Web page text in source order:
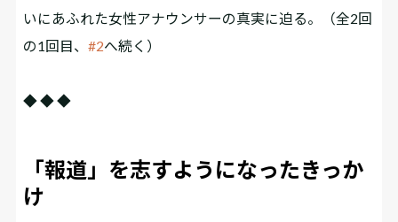
いにあふれた女性アナウンサーの真実に迫る。（全2回
の1回目、#2へ続く）
◆ ◆ ◆
「報道」を志すようになったきっか
け